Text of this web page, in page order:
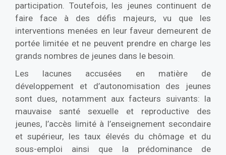
participation. Toutefois, les jeunes continuent de
faire face à des défis majeurs, vu que les
interventions menées en leur faveur demeurent de
portée limitée et ne peuvent prendre en charge les
grands nombres de jeunes dans le besoin.
Les lacunes accusées en matière de
développement et d’autonomisation des jeunes
sont dues, notamment aux facteurs suivants: la
mauvaise santé sexuelle et reproductive des
jeunes, l’accès limité à l’enseignement secondaire
et supérieur, les taux élevés du chômage et du
sous-emploi ainsi que la prédominance de